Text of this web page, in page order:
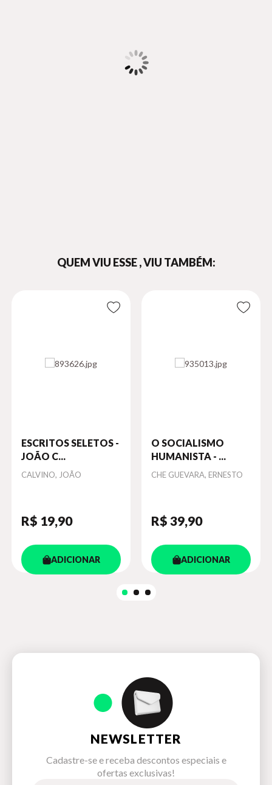
QUEM VIU ESSE , VIU TAMBÉM:
ESCRITOS SELETOS -
JOÃO C...
Autor
CALVINO, JOÃO
R$ 19,90
ADICIONAR
O SOCIALISMO
HUMANISTA - ...
Autor
CHE GUEVARA, ERNESTO
R$ 39,90
ADICIONAR
NEWSLETTER
Cadastre-se e receba descontos especiais e
ofertas exclusivas!